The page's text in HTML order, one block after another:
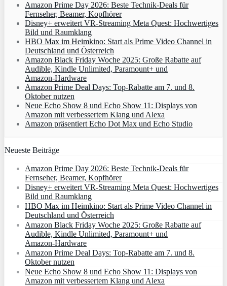
Amazon Prime Day 2026: Beste Technik-Deals für
Fernseher, Beamer, Kopfhörer
Disney+ erweitert VR‑Streaming Meta Quest: Hochwertiges
Bild und Raumklang
HBO Max im Heimkino: Start als Prime Video Channel in
Deutschland und Österreich
Amazon Black Friday Woche 2025: Große Rabatte auf
Audible, Kindle Unlimited, Paramount+ und
Amazon‑Hardware
Amazon Prime Deal Days: Top-Rabatte am 7. und 8.
Oktober nutzen
Neue Echo Show 8 und Echo Show 11: Displays von
Amazon mit verbessertem Klang und Alexa
Amazon präsentiert Echo Dot Max und Echo Studio
Neueste Beiträge
Amazon Prime Day 2026: Beste Technik-Deals für
Fernseher, Beamer, Kopfhörer
Disney+ erweitert VR‑Streaming Meta Quest: Hochwertiges
Bild und Raumklang
HBO Max im Heimkino: Start als Prime Video Channel in
Deutschland und Österreich
Amazon Black Friday Woche 2025: Große Rabatte auf
Audible, Kindle Unlimited, Paramount+ und
Amazon‑Hardware
Amazon Prime Deal Days: Top-Rabatte am 7. und 8.
Oktober nutzen
Neue Echo Show 8 und Echo Show 11: Displays von
Amazon mit verbessertem Klang und Alexa